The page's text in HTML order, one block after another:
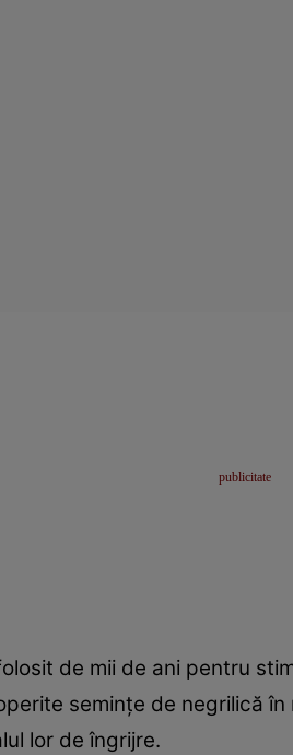
de mii de ani pentru
seminţe de negrilică
lor de îngrijre.